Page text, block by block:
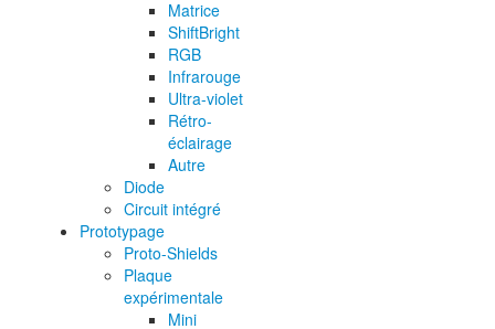
Matrice
ShiftBright
RGB
Infrarouge
Ultra-violet
Rétro-
éclairage
Autre
Diode
Circuit intégré
Prototypage
Proto-Shields
Plaque
expérimentale
Mini